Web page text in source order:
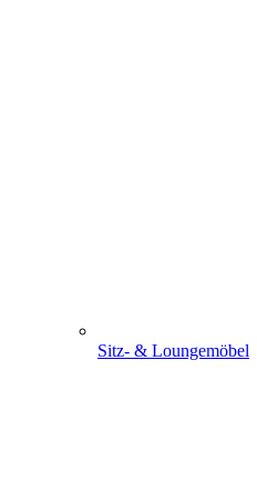
Sitz- & Loungemöbel